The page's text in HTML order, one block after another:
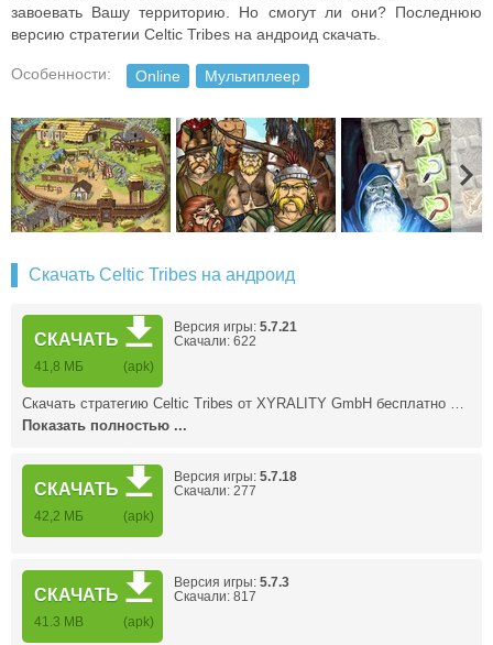
завоевать Вашу территорию. Но смогут ли они? Последнюю
версию стратегии Celtic Tribes на андроид скачать.
Особенности: Online Мультиплеер
Скачать Celtic Tribes на андроид
СКАЧАТЬ
41,8 МБ (apk)
Версия игры: 5.7.21
Скачали: 622
Скачать стратегию Celtic Tribes от XYRALITY GmbH бесплатно …
Показать полностью ...
СКАЧАТЬ
42,2 МБ (apk)
Версия игры: 5.7.18
Скачали: 277
СКАЧАТЬ
41.3 MB (apk)
Версия игры: 5.7.3
Скачали: 817